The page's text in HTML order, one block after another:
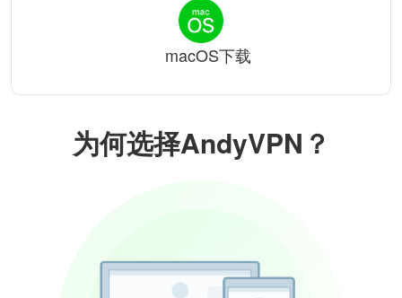
为何选择AndyVPN？
macOS下载